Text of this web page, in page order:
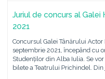
Juriul de concurs al Galei
2021
Concursul Galei Tânărului Actor
septembrie 2021, începând cu
Studenților din Alba Iulia. Se
bilete a Teatrului Prichindel.